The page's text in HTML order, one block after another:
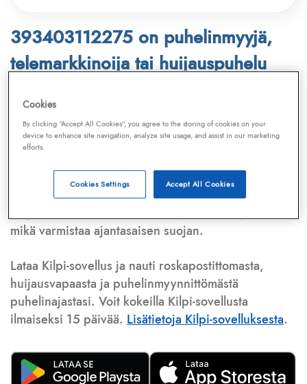
393403112275 on puhelinmyyjä,
telemarkkinoija tai huijauspuhelu
Puhelinnumero
Telemarkkinointiliiton jaKilpi-sovelluksen
tietokannasta, joka kattaa satoja tuhansia
Lisäksi tunnistamme automaattisesti, jos kyseessä on
puhelinhuijarin numero, sähköpostiosoitetai
huijausviesti. Tietokantaamme päivitetään jatkuvasti,
mikä varmistaa ajantasaisen suojan.
Lataa Kilpi-sovellus ja nauti roskapostittomasta,
huijausvapaasta ja puhelinmyynnittömästä
puhelinajastasi. Voit kokeilla Kilpi-sovellusta
ilmaiseksi 15 päivää. Lisätietoja Kilpi-sovelluksesta.
Cookies
By clicking “Accept All Cookies”, you agree to the storing of cookies on your
device to enhance site navigation, analyze site usage, and assist in our marketing
efforts.
Accept All Cookies
Cookies Settings